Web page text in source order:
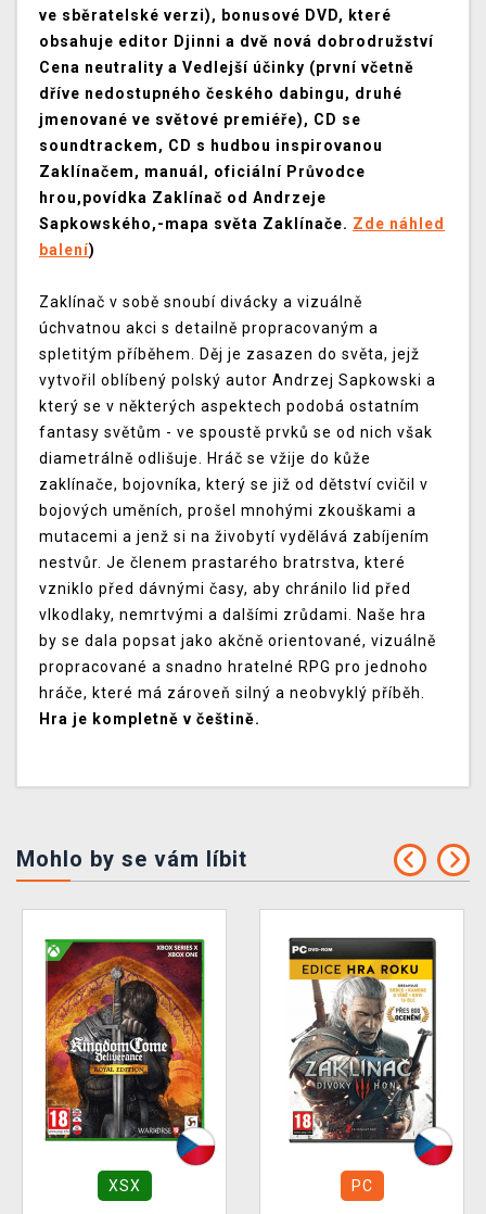
ve sběratelské verzi), bonusové DVD, které
obsahuje editor Djinni a dvě nová dobrodružství
Cena neutrality a Vedlejší účinky (první včetně
dříve nedostupného českého dabingu, druhé
jmenované ve světové premiéře), CD se
soundtrackem, CD s hudbou inspirovanou
Zaklínačem, manuál, oficiální Průvodce
hrou,povídka Zaklínač od Andrzeje
Sapkowského,-mapa světa Zaklínače. Zde náhled
balení)
Zaklínač v sobě snoubí divácky a vizuálně
úchvatnou akci s detailně propracovaným a
spletitým příběhem. Děj je zasazen do světa, jejž
vytvořil oblíbený polský autor Andrzej Sapkowski a
který se v některých aspektech podobá ostatním
fantasy světům - ve spoustě prvků se od nich však
diametrálně odlišuje. Hráč se vžije do kůže
zaklínače, bojovníka, který se již od dětství cvičil v
bojových uměních, prošel mnohými zkouškami a
mutacemi a jenž si na živobytí vydělává zabíjením
nestvůr. Je členem prastarého bratrstva, které
vzniklo před dávnými časy, aby chránilo lid před
vlkodlaky, nemrtvými a dalšími zrůdami. Naše hra
by se dala popsat jako akčně orientované, vizuálně
propracované a snadno hratelné RPG pro jednoho
hráče, které má zároveň silný a neobvyklý příběh.
Hra je kompletně v češtině.
Mohlo by se vám líbit
XSX PC